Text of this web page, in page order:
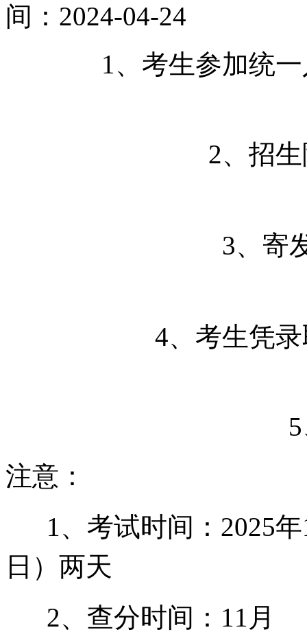
间：2024-04-24
1、考生参加统
2、招
3、寄
4、考生凭
注意：
1、考试时间：2025
日）两天
2、查分时间：11月